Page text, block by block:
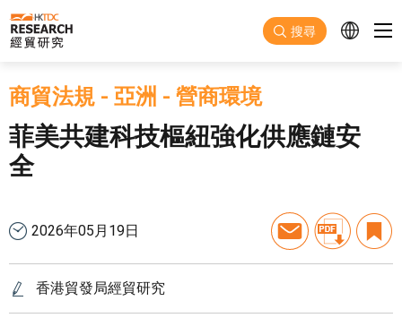
跳至主要內容
搜尋
商貿法規 - 亞洲 - 營商環境
菲美共建科技樞紐強化供應鏈安
全
2026年05月19日
香港貿發局經貿研究